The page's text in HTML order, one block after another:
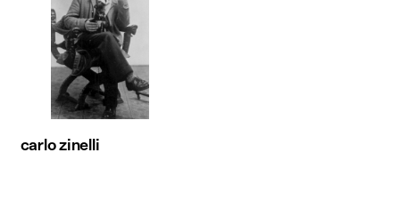
carlo zinelli